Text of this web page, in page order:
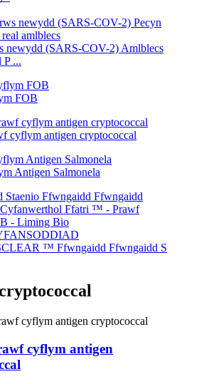
newydd (SARS-COV-2) Amlblecs
P ...
FOB
cyflym antigen cryptococcal
Antigen Salmonela
™ Ffwngaidd Ffwngaidd S
cyflym antigen